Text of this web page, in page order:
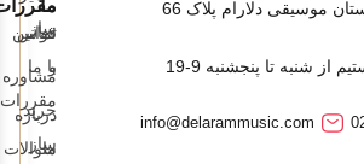
موسیقی دلارام پلاک 66
شنبه تا پنجشنبه 9-19
info@delarammusic.com
ساز
مشاوره
خرید
ساز
قوانین
و
مقررات
سوالات
ما
تماس
با ما
درباره
ما